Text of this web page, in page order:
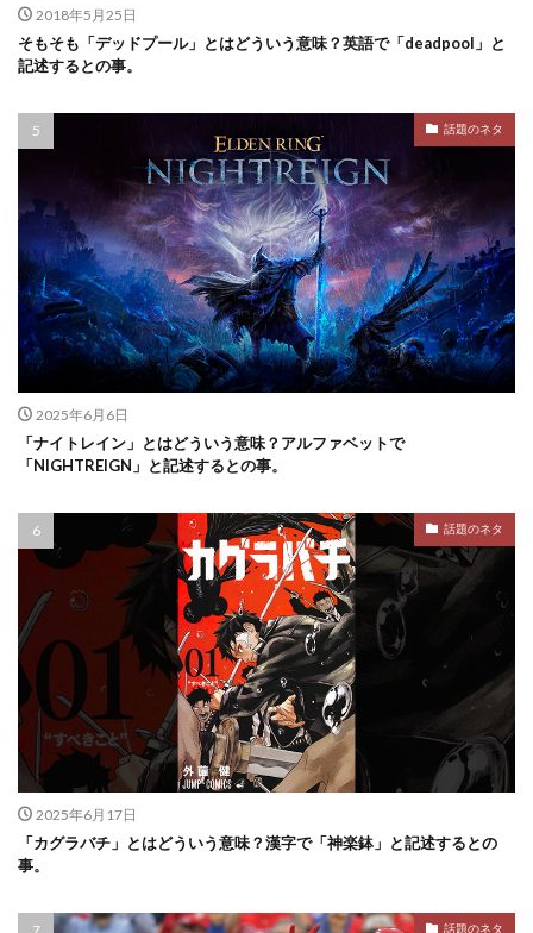
2018年5月25日
そもそも「デッドプール」とはどういう意味？英語で「deadpool」と
記述するとの事。
話題のネタ
2025年6月6日
「ナイトレイン」とはどういう意味？アルファベットで
「NIGHTREIGN」と記述するとの事。
話題のネタ
2025年6月17日
「カグラバチ」とはどういう意味？漢字で「神楽鉢」と記述するとの
事。
話題のネタ